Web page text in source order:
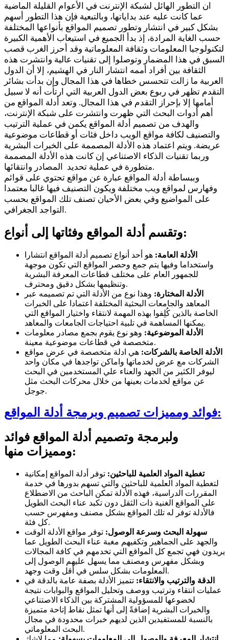
ان التطور الهائل لشبكة الإنترنت في الأعوام القليلة الماضية
عما كانت عليه عند بداياتها، وبالتبعية فإن هذا التطور أسهم
بشكل كبير في انتشار وتطور تصميم المواقع بأنواعها المختلفة
حسب الغاية المرادة، إذ بدأ الجميع في استيعاب الأهمية الكبيرة
لتكنولوجيا المعلومات وثقافة المعلوماتية وقد أحرز الغرب قصب
السبق في هذا المضمار وتوصلوا إلى تقنيات عالية وانتشرت هذه
الثقافة بين أفراد أممه انتشار النار في الهشيم، إلا أن الدول
العربية ما زالت تتحسس خطاها في هذا المجال وإن بدأت بشائر
التقدم تظهر في ربوع بعض الدول العربية التي ارتأت أنه لا سبيل
أمامها إلا بإحراز التقدم في هذا المجال. وتعد أدلة المواقع من
أهم أدوات البحث التي ظهرت وانتشرت على شبكة الإنترنت،
والهدف من تصميم أدلة المواقع يكمن في عملية الترتيب
والتصنيف لكافة مواقع الويب داخل فئات أو قطاعات موضوعية
عريضة. ويتم اعتماد هذه الأدلة المصممة على الخبرات البشرية
وربما تقنيات الذكاء الاصتناعي إن كانت هذه الأدلة المصممة
متطورة في عملية تحديد المصادر وانتقائها.
وببساطة أدلة المواقع عبارة عن مواقع تحتوي على قوائم
وفهارس لمواقع ويب مختلفة ويكون التصنيف فيها غالبا معتمدا
على المواضيع وفي بعض الأحيان تصنف تلك المواقع بحسب
التواجد الجغرافي.
وتقسم أدلة المواقع وفئاتها إلى أنواع:
الأدلة العامة: هو أحد أنواع تصميم أدلة المواقع انتشارا
واستخداما وفيها يتم جمع وحصر المواقع التي تكون موجهة
للجمهور العام على مختلف قطاعات المعرفة البشرية
وتنظيمها بشكل دقيق ومحترف.
الأدلة المختارة: وهذا نوع من الأدلة التي تم تصميمه عبر
المعاهد والجامعات البحثية المختلفة اعتمادا على الخبرات
الخاصة بالذين كُلِفوا بهذه المهمة لانتقاء واختيار المواقع التي
يمكنها المساهمة في تلبية احتياجات الجامعات والمعاهد.
الأدلة الموضوعية: وهو نوع يقوم بجمع مصادر معلومات
متخصصة في قطاعات موضوعية معينة.
الأدلة الخاصة بالشركات: هي ادلة متخصصة في عرض مواقع
الشركات مع عرض لخدماتها واماكن تواجدها في مكان واحد
ليوفر الكثير من الجهد والعناء علي المستخدمين في البحث
عن مواقع لخدمات بعينها من خلال محركات البحث مثل
جوجل.
فوائد ومميزات تصميم وبرمجة أدلة المواقع:
ولبرمجة وتصميم أدلة المواقع فوائد
ومميزات منها:
تغطية المواد العلمية للباحثين: توفر أدلة المواقع إمكانية
لتغطية المواد العلمية للباحثين والتي تسهم بدورها في خدمة
المقررات الدراسية، فهذه الأدلة تمكن الباحث من الاضطلاع
على المواقع الغنية ذات الثقل دون تكبد عناء البحث الطويل
فالأدلة توفر له تلك المواقع بشكل مصنف ومفهرس حسب
كل فئة.
سهولة البحث وسرعة الوصول: توفر مواقع الأدلة الوقت
والجهد على الجماهير وتكفيهم مغبة عناء البحث الطويل عما
يريدون فهي تجمع كل المواقع التي تخدمهم في كافة المجالات
وبشكل مفهرس ومصنف مما يسهل عليهم الوصول إلى
المعلومات بشكل سلس في أقل وقت وجهد.
الدقة والترتيب والانتقاء: تتميز الأدلة بصفة عامة بالدقة في
عمليات انتقاء وترتيب ووصف وتحليل المواقع والبوابات نتيجة
لخضوعها للمسؤولية المشتركة بين الذكاء الاصتناعي
والخبرات البشرية إضافةً إلى أنها تمثل نقاط إتاحة متميزة
بالنسبة للمستفيدين الذين لديهم خبرات محدودة في مجال
البحث المعلوماتي.